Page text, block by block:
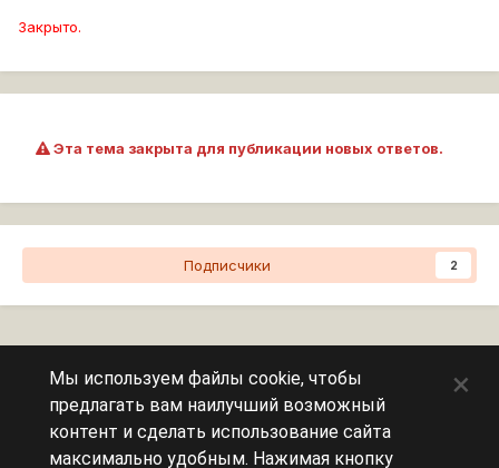
Закрыто.
Эта тема закрыта для публикации новых ответов.
Подписчики 2
Сейчас на странице
Мы используем файлы cookie, чтобы
предлагать вам наилучший возможный
контент и сделать использование сайта
максимально удобным. Нажимая кнопку
×